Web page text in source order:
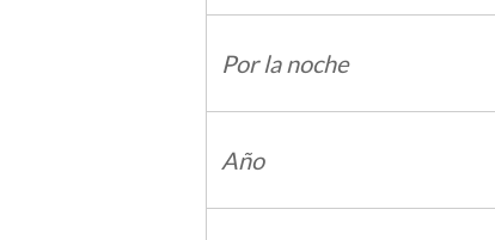
Por la noche
Año